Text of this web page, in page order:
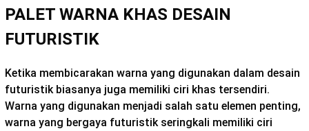
PALET WARNA KHAS DESAIN
FUTURISTIK
Ketika membicarakan warna yang digunakan dalam desain
futuristik biasanya juga memiliki ciri khas tersendiri.
Warna yang digunakan menjadi salah satu elemen penting,
warna yang bergaya futuristik seringkali memiliki ciri